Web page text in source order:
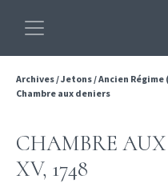
Archives/Jetons/Ancien Régime
Chambre aux deniers
CHAMBRE
XV, 1748